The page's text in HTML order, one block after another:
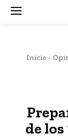
Inicio
de